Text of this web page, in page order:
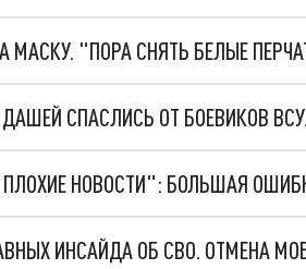
МАСКУ. "ПОРА СНЯТЬ БЕЛЫЕ
СПАСЛИСЬ ОТ БОЕВИКОВ